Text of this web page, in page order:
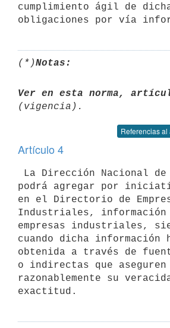
cumplimiento ágil de
(*)Notas:
Ver en esta norma,
Referencias al
Artículo 4
podrá agregar por
en el Directorio de
Industriales,
empresas industriales,
cuando dicha información
obtenida a través de
o indirectas que aseguren
razonablemente su